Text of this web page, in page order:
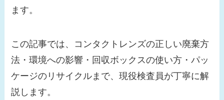
ます。
この記事では、コンタクトレンズの正しい廃棄方
法・環境への影響・回収ボックスの使い方・パッ
ケージのリサイクルまで、現役検査員が丁寧に解
説します。